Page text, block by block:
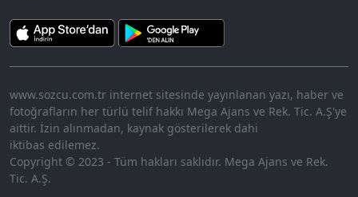
www.sozcu.com.tr internet sitesinde yayınlanan yazı, haber ve
fotoğrafların her türlü telif hakkı Mega Ajans ve Rek. Tic. A.Ş'ye
aittir. İzin alınmadan, kaynak gösterilerek dahi
iktibas edilemez.
Copyright © 2023 - Tüm hakları saklıdır. Mega Ajans ve Rek.
Tic. A.Ş.